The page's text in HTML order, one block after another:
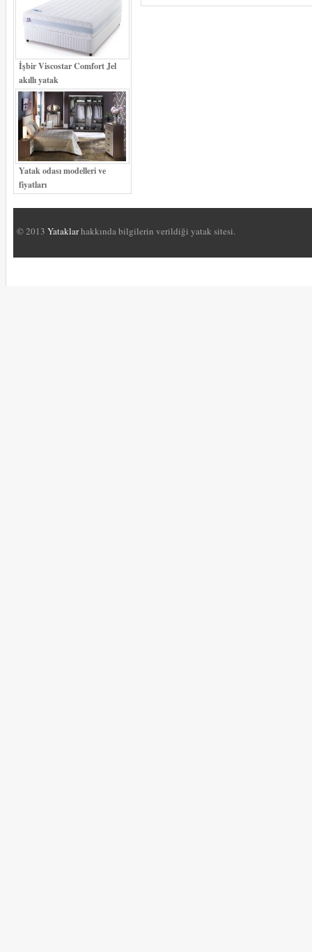
İşbir Viscostar Comfort Jel
akıllı yatak
Yatak odası modelleri ve
fiyatları
© 2013 Yataklarhakkında bilgilerin verildiği yatak sitesi.